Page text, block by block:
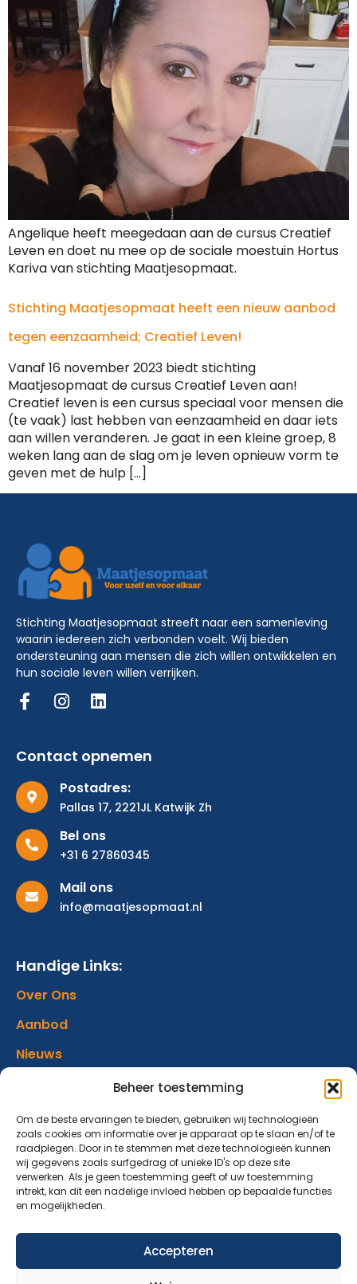
Beheer toestemming
Om de beste ervaringen te bieden, gebruiken wij technologieën
zoals cookies om informatie over je apparaat op te slaan en/of te
raadplegen. Door in te stemmen met deze technologieën kunnen
wij gegevens zoals surfgedrag of unieke ID's op deze site
verwerken. Als je geen toestemming geeft of uw toestemming
intrekt, kan dit een nadelige invloed hebben op bepaalde functies
en mogelijkheden.
Accepteren
Angelique heeft meegedaan aan de cursus Creatief
Leven en doet nu mee op de sociale moestuin Hortus
Kariva van stichting Maatjesopmaat.
Stichting Maatjesopmaat heeft een nieuw aanbod
tegen eenzaamheid; Creatief Leven!
Vanaf 16 november 2023 biedt stichting
Maatjesopmaat de cursus Creatief Leven aan!
Creatief leven is een cursus speciaal voor mensen die
(te vaak) last hebben van eenzaamheid en daar iets
aan willen veranderen. Je gaat in een kleine groep, 8
weken lang aan de slag om je leven opnieuw vorm te
geven met de hulp […]
Stichting Maatjesopmaat streeft naar een samenleving
waarin iedereen zich verbonden voelt. Wij bieden
ondersteuning aan mensen die zich willen ontwikkelen en
hun sociale leven willen verrijken.
Contact opnemen
Postadres:
Pallas 17, 2221JL Katwijk Zh
Bel ons
+31 6 27860345
Mail ons
info@maatjesopmaat.nl
Handige Links:
Over Ons
Aanbod
Nieuws
Donatie
Contact
Abonneer op onze nieuwsbrief
Aanmelden nieuwsbrief